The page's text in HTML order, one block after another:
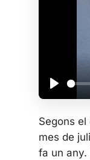
P
a
y
Segons
mes de
fa un any.